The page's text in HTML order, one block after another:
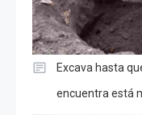
Excava hasta
encuentra está